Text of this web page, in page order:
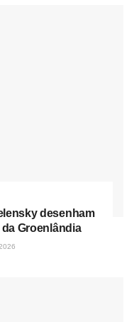
desenham
Groenlândia